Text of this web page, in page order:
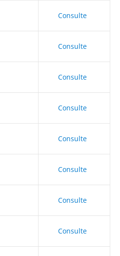
Consulte
Consulte
Consulte
Consulte
Consulte
Consulte
Consulte
Consulte